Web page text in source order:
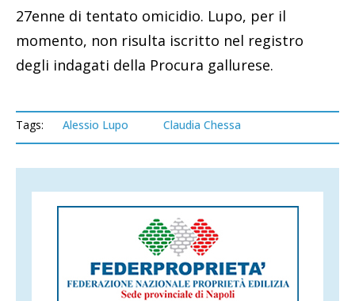
27enne di tentato omicidio. Lupo, per il
momento, non risulta iscritto nel registro
degli indagati della Procura gallurese.
Tags: Alessio Lupo Claudia Chessa